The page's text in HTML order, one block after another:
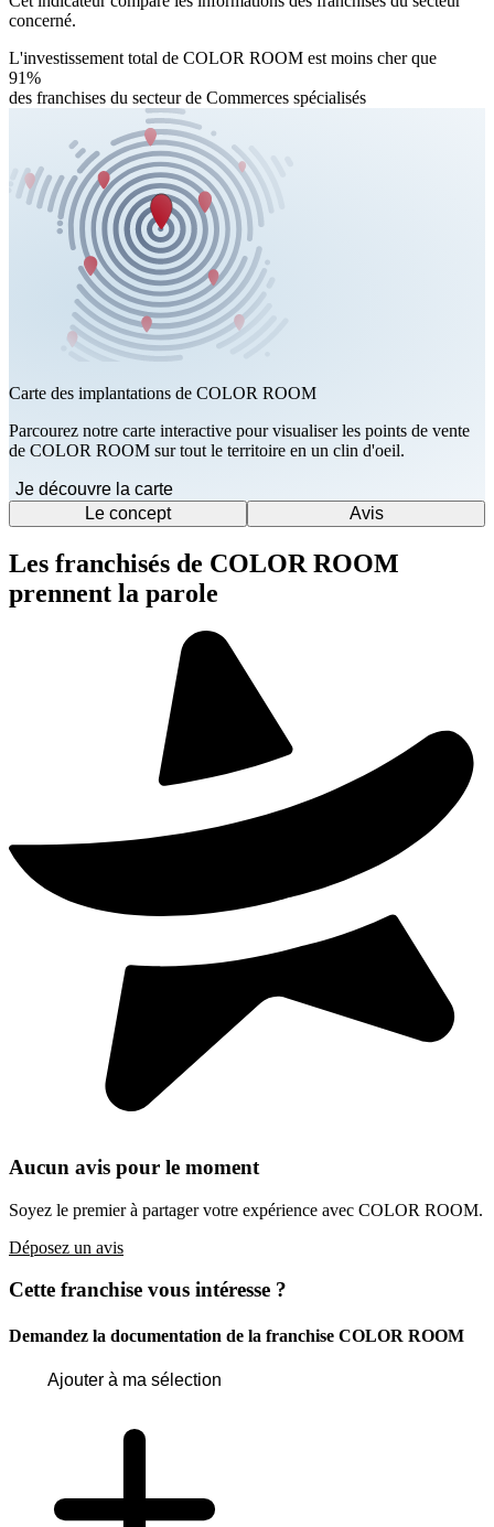
concerné.
L'investissement total de COLOR ROOM est moins cher que
91%
des franchises du secteur de Commerces spécialisés
Carte des implantations de COLOR ROOM
Parcourez notre carte interactive pour visualiser les points de vente
de COLOR ROOM sur tout le territoire en un clin d'oeil.
Je découvre la carte
Le concept
Avis
Les franchisés de COLOR ROOM
prennent la parole
Aucun avis pour le moment
Soyez le premier à partager votre expérience avec COLOR ROOM.
Déposez un avis
Cette franchise vous intéresse ?
Demandez la documentation de la franchise COLOR ROOM
Ajouter à ma sélection